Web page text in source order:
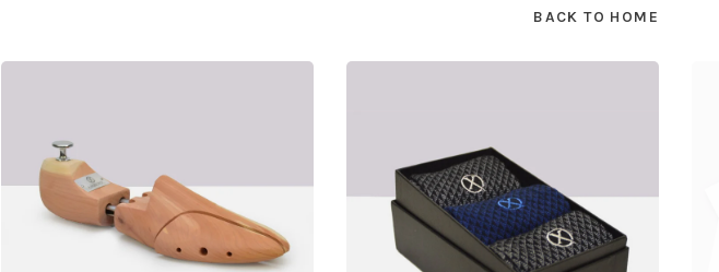
BACK TO HOME